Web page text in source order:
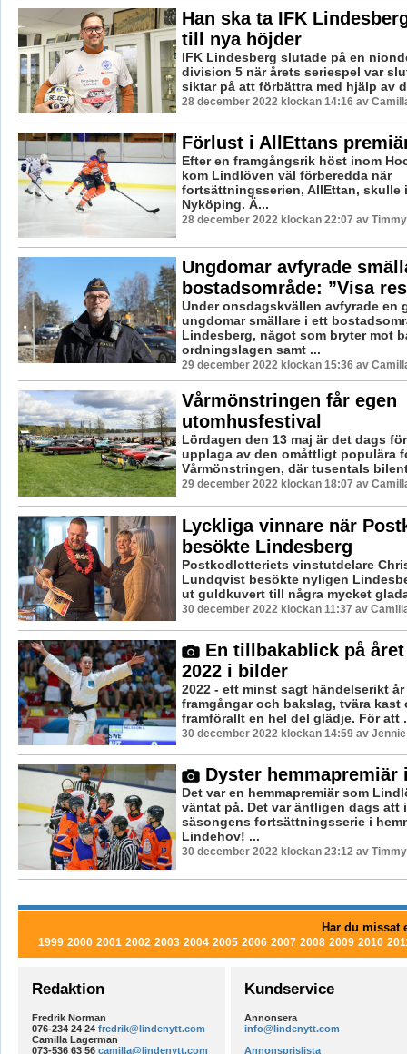
Han ska ta IFK
till nya höjder
IFK Lindesberg slutade på en
division 5 när årets seriespel var
siktar på att förbättra med hjälp av
28 december 2022 klockan 14:16 av
Förlust i AllEttans
Efter en framgångsrik höst inom
kom Lindlöven väl förberedda när
fortsättningsserien, AllEttan, skulle
Nyköping. Ä...
28 december 2022 klockan 22:07 av
Ungdomar avfyrade
bostadsområde: ”Visa
Under onsdagskvällen avfyrade en
ungdomar smällare i ett
Lindesberg, något som bryter mot
ordningslagen samt ...
29 december 2022 klockan 15:36 av
Vårmönstringen får egen
utomhusfestival
Lördagen den 13 maj är det dags
upplaga av den omåttligt populära
Vårmönstringen, där tusentals
29 december 2022 klockan 18:07 av
Lyckliga vinnare när
besökte Lindesberg
Postkodlotteriets vinstutdelare
Lundqvist besökte nyligen
ut guldkuvert till några mycket
30 december 2022 klockan 11:37 av
En tillbakablick på året
2022 i bilder
2022 - ett minst sagt händelserikt
framgångar och bakslag, tvära kast
framförallt en hel del glädje. För att
30 december 2022 klockan 14:59 av
Dyster hemmapremiär
Det var en hemmapremiär som
väntat på. Det var äntligen dags att
säsongens fortsättningsserie i
Lindehov! ...
30 december 2022 klockan 23:12 av
Har du missat
1999 2000 2001 2002 2003 2004 2005 2006 2007 2008 2009 2010
Redaktion
Fredrik Norman
076-234 24 24 fredrik@lindenytt.com
Camilla Lagerman
073-536 63 56 camilla@lindenytt.com
Kundservice
Annonsera
info@lindenytt.com
Annonsprislista